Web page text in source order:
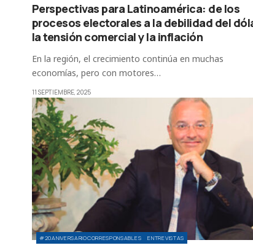
Perspectivas para Latinoamérica: de los
procesos electorales a la debilidad del
la tensión comercial y la inflación
En la región, el crecimiento continúa en muchas
economías, pero con motores…
11 SEPTIEMBRE, 2025
#20ANIVERSARIOCORRESPONSABLES ENTREVISTAS